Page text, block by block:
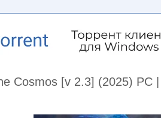
Cosmos [v 2.3] (2025) PC